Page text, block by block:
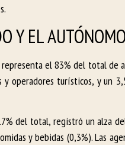
Y EL
el 83% del total de
operadores turísticos, y un
del total, registró un alza
y bebidas (0,3%). Las